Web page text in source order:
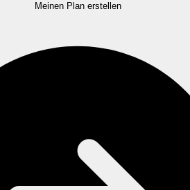
Meinen Plan erstellen